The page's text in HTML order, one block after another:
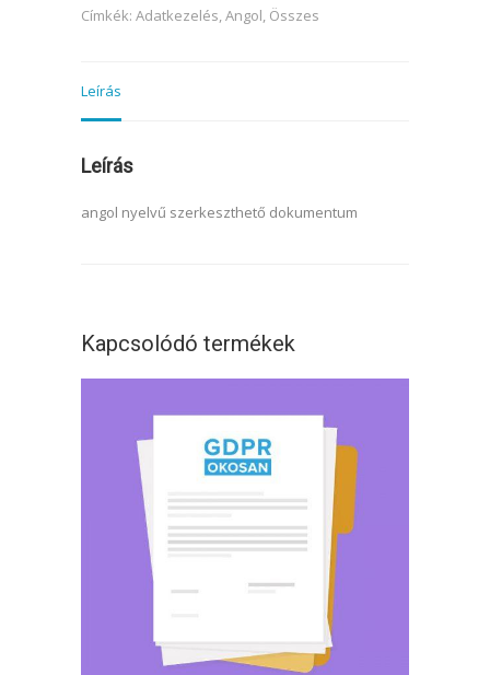
Címkék: Adatkezelés,Angol, Összes
Leírás
Leírás
angol nyelvű szerkeszthető dokumentum
Kapcsolódó termékek